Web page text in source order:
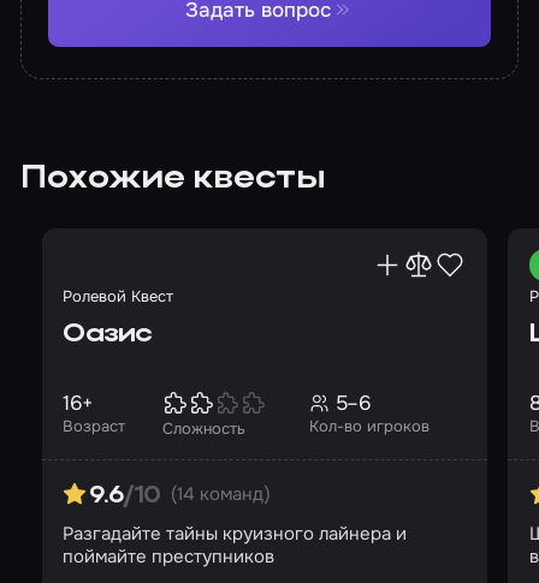
Задать вопрос
Похожие квесты
Ролевой Квест
Оазис
Возраст
16+
Сложность Кол-во игроков
5–6
9.6/10 (14 команд)
Разгадайте тайны круизного лайнера и
поймайте преступников